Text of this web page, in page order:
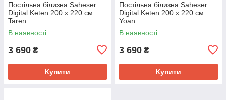
Постільна білизна Saheser
Digital Keten 200 х 220 см
Taren
В наявності
3 690 ₴
Купити
Постільна білизна Saheser
Digital Keten 200 х 220 см
Yoan
В наявності
3 690 ₴
Купити